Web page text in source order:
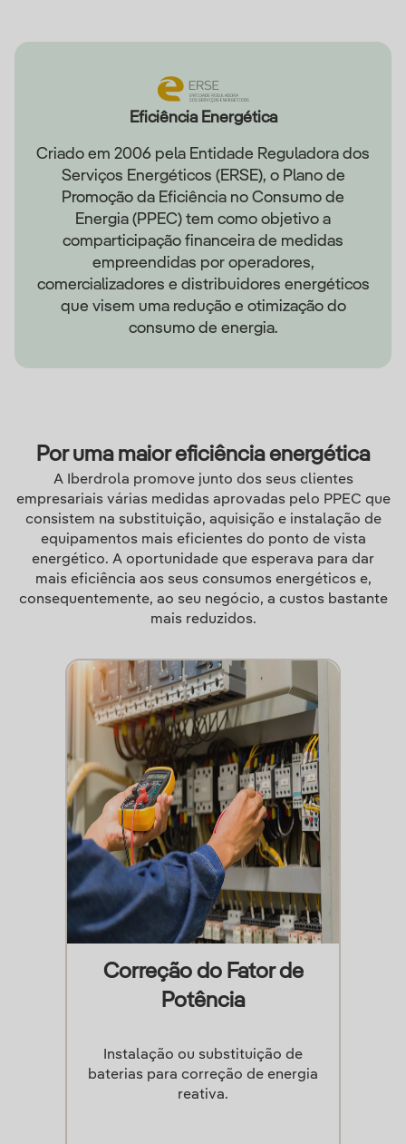
Eficiência Energética
Criado em 2006 pela Entidade Reguladora dos
Serviços Energéticos (ERSE), o Plano de
Promoção da Eficiência no Consumo de
Energia (PPEC) tem como objetivo a
comparticipação financeira de medidas
empreendidas por operadores,
comercializadores e distribuidores energéticos
que visem uma redução e otimização do
consumo de energia.
Por uma maior eficiência energética
A Iberdrola promove junto dos seus clientes
empresariais várias medidas aprovadas pelo PPEC que
consistem na substituição, aquisição e instalação de
equipamentos mais eficientes do ponto de vista
energético. A oportunidade que esperava para dar
mais eficiência aos seus consumos energéticos e,
consequentemente, ao seu negócio, a custos bastante
mais reduzidos.
Correção do Fator de
Potência
Instalação ou substituição de
baterias para correção de energia
reativa.